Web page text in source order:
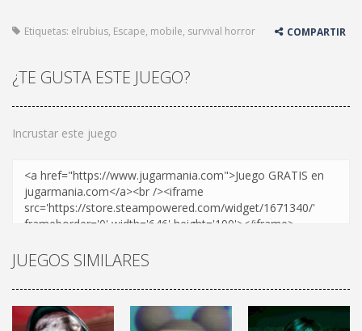
Etiquetas: elrubius, Escape, mobile, survival horror COMPARTIR
¿TE GUSTA ESTE JUEGO?
Incrustar este juego
JUEGOS SIMILARES